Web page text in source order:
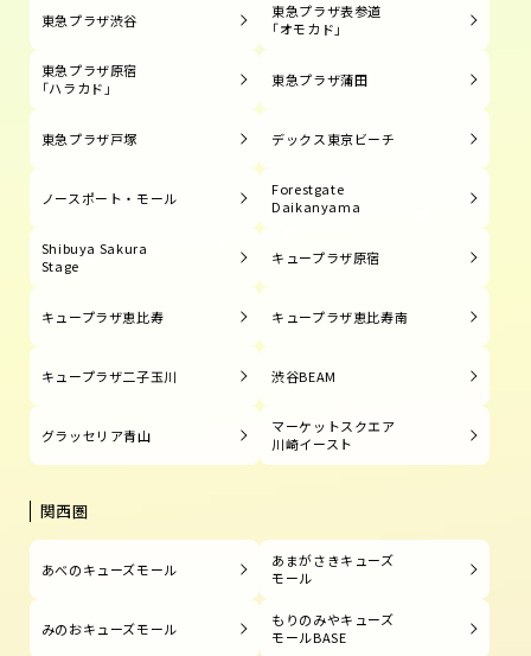
東急プラザ渋谷
東急プラザ表参道
「オモカド」
東急プラザ原宿
「ハラカド」
東急プラザ蒲田
東急プラザ戸塚 デックス東京ビーチ
ノースポート・モール
Forestgate
Daikanyama
Shibuya Sakura
Stage
キュープラザ原宿
キュープラザ恵比寿 キュープラザ恵比寿南
キュープラザ二子玉川 渋谷BEAM
グラッセリア青山
マーケットスクエア
川崎イースト
関西圏
あべのキューズモール
あまがさきキューズ
モール
みのおキューズモール
もりのみやキューズ
モールBASE